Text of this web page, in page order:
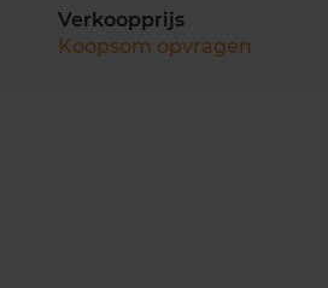
Verkoopprijs
Koopsom opvragen